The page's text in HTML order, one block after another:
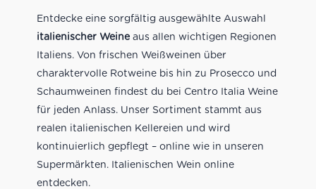
Entdecke eine sorgfältig ausgewählte Auswahl
italienischer Weineaus allen wichtigen Regionen
Italiens. Von frischen Weißweinen über
charaktervolle Rotweine bis hin zu Prosecco und
Schaumweinen findest du bei Centro Italia Weine
für jeden Anlass. Unser Sortiment stammt aus
realen italienischen Kellereien und wird
kontinuierlich gepflegt – online wie in unseren
Supermärkten. Italienischen Wein online
entdecken.